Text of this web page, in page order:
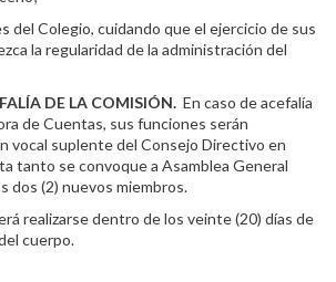
del Colegio, cuidando que el ejercicio de sus
la regularidad de la administración del
DE LA COMISIÓN. En caso de acefalía
de Cuentas, sus funciones serán
vocal suplente del Consejo Directivo en
tanto se convoque a Asamblea General
dos (2) nuevos miembros.
realizarse dentro de los veinte (20) días de
cuerpo.